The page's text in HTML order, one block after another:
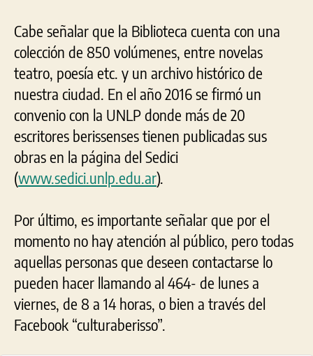
Cabe señalar que la Biblioteca cuenta con una
colección de 850 volúmenes, entre novelas
teatro, poesía etc. y un archivo histórico de
nuestra ciudad. En el año 2016 se firmó un
convenio con la UNLP donde más de 20
escritores berissenses tienen publicadas sus
obras en la página del Sedici
(www.sedici.unlp.edu.ar).
Por último, es importante señalar que por el
momento no hay atención al público, pero todas
aquellas personas que deseen contactarse lo
pueden hacer llamando al 464- de lunes a
viernes, de 8 a 14 horas, o bien a través del
Facebook “culturaberisso”.